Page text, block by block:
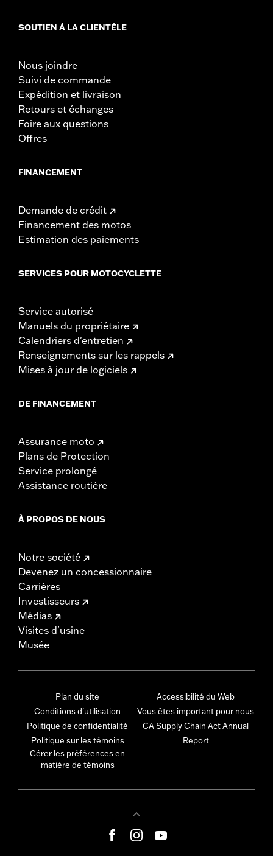
SOUTIEN À LA CLIENTÈLE
Nous joindre
Suivi de commande
Expédition et livraison
Retours et échanges
Foire aux questions
Offres
FINANCEMENT
Demande de crédit
Financement des motos
Estimation des paiements
SERVICES POUR MOTOCYCLETTE
Service autorisé
Manuels du propriétaire
Calendriers d'entretien
Renseignements sur les rappels
Mises à jour de logiciels
DE FINANCEMENT
Assurance moto
Plans de Protection
Service prolongé
Assistance routière
À PROPOS DE NOUS
Notre société
Devenez un concessionnaire
Carrières
Investisseurs
Médias
Visites d'usine
Musée
Plan du site
Conditions d'utilisation
Politique de confidentialité
Politique sur les témoins
Gérer les préférences en
matière de témoins
Accessibilité du Web
Vous êtes important pour nous
CA Supply Chain Act Annual
Report